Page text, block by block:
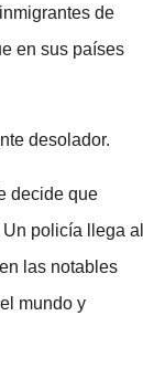
de
en sus países
desolador.
decide que
policía llega al
las notables
mundo y